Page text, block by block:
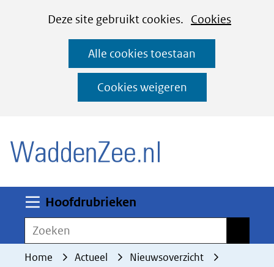
CookiesDeze site gebruikt cookies. Cookies
deze
worden
toegestaan
geweigerd.
Alle cookies toestaan
Cookies weigeren
Ga
naar
de
inhoud
Hoofdrubrieken
Zoeken
Home Actueel
Nieuwsoverzicht